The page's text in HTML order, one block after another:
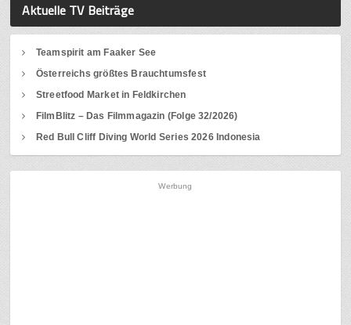
Aktuelle TV Beiträge
Teamspirit am Faaker See
Österreichs größtes Brauchtumsfest
Streetfood Market in Feldkirchen
FilmBlitz – Das Filmmagazin (Folge 32/2026)
Red Bull Cliff Diving World Series 2026 Indonesia
Werbung